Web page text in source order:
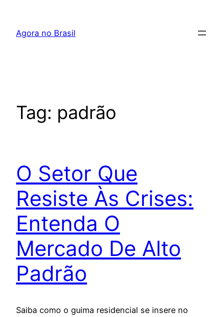
Agora no Brasil
Tag: padrão
O Setor Que
Resiste Às Crises:
Entenda O
Mercado De Alto
Padrão
Saiba como o guima residencial se insere no